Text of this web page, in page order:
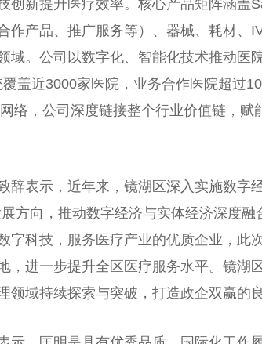
创新提升医疗效率。核心产品矩阵涵盖
作产品、推广服务等）、器械、耗材、
域。公司以数字化、智能化技术推动医
盖近3000家医院，业务合作医院超过
络，公司深度链接整个行业价值链，赋
辞表示， 近年来，镜湖区深入实施数字
方向，推动数字经济与实体经济深度融
字科技，服务医疗产业的优质企业，此
，进一步提升全区医疗服务水平。镜湖
域持续探索与突破，打造政企双赢的良